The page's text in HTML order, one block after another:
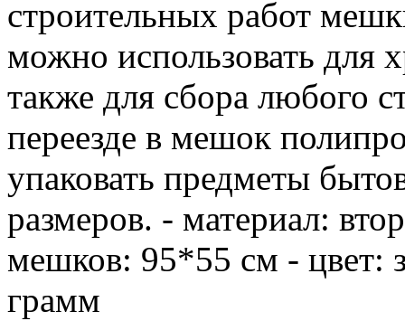
строительных работ
можно использовать для
также для сбора любого
переезде в мешок
упаковать предметы
размеров. - материал:
мешков: 95*55 см - цвет:
грамм